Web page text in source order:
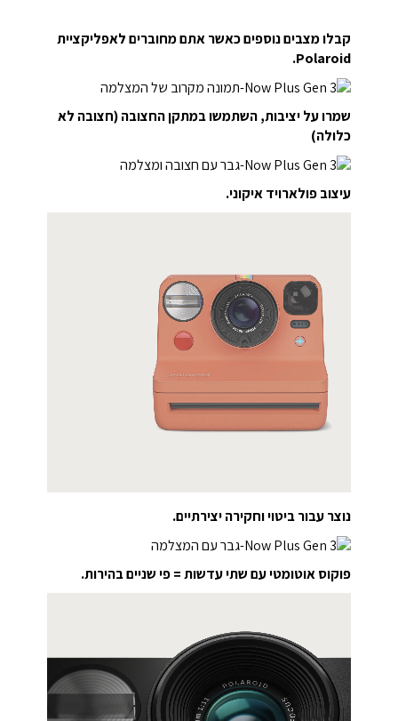
קבלו מצבים נוספים כאשר אתם מחוברים לאפליקציית
Polaroid.
שמרו על יציבות, השתמשו במתקן החצובה (חצובה לא
כלולה)
עיצוב פולארויד איקוני.
נוצר עבור ביטוי וחקירה יצירתיים.
פוקוס אוטומטי עם שתי עדשות = פי שניים בהירות.